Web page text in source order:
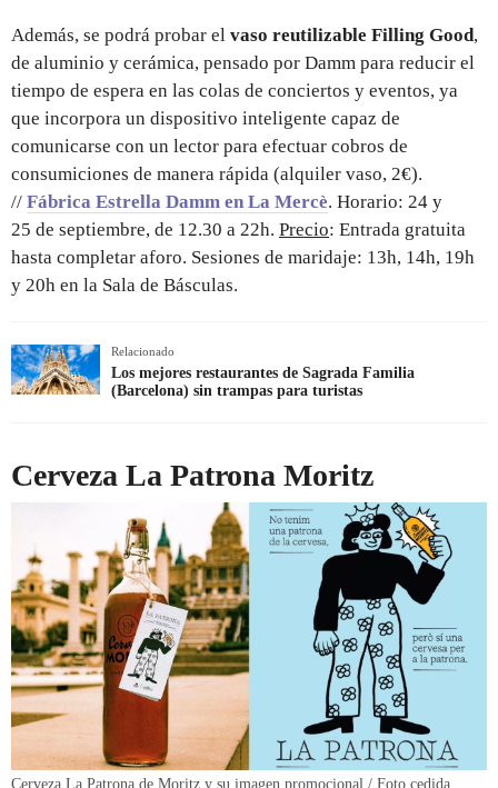
Además, se podrá probar el vaso reutilizable Filling Good,
de aluminio y cerámica, pensado por Damm para reducir el
tiempo de espera en las colas de conciertos y eventos, ya
que incorpora un dispositivo inteligente capaz de
comunicarse con un lector para efectuar cobros de
consumiciones de manera rápida (alquiler vaso, 2€).
// Fábrica Estrella Damm en La Mercè. Horario: 24 y
25 de septiembre, de 12.30 a 22h. Precio: Entrada gratuita
hasta completar aforo. Sesiones de maridaje: 13h, 14h, 19h
y 20h en la Sala de Básculas.
Relacionado
Los mejores restaurantes de Sagrada Familia
(Barcelona) sin trampas para turistas
Cerveza La Patrona Moritz
Cerveza La Patrona de Moritz y su imagen promocional / Foto cedida